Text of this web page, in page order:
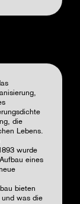
die
Lebens.
wurde
eines
bieten
und was die